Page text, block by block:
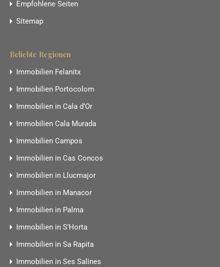
Empfohlene Seiten
Sitemap
Beliebte Regionen
Immobilien Felanitx
Immobilien Portocolom
Immobilien in Cala d’Or
Immobilien Cala Murada
Immobilien Campos
Immobilien in Cas Concos
Immobilien in Llucmajor
Immobilien in Manacor
Immobilien in Palma
Immobilien in S’Horta
Immobilien in Sa Rapita
Immobilien in Ses Salines